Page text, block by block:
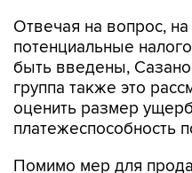
Отвечая на вопрос,
потенциальные
быть введены,
группа также это
оценить размер
платежеспособность
Помимо мер для